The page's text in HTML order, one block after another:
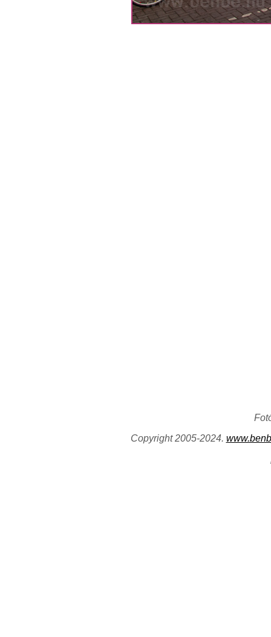
Copyright 2005-2024.